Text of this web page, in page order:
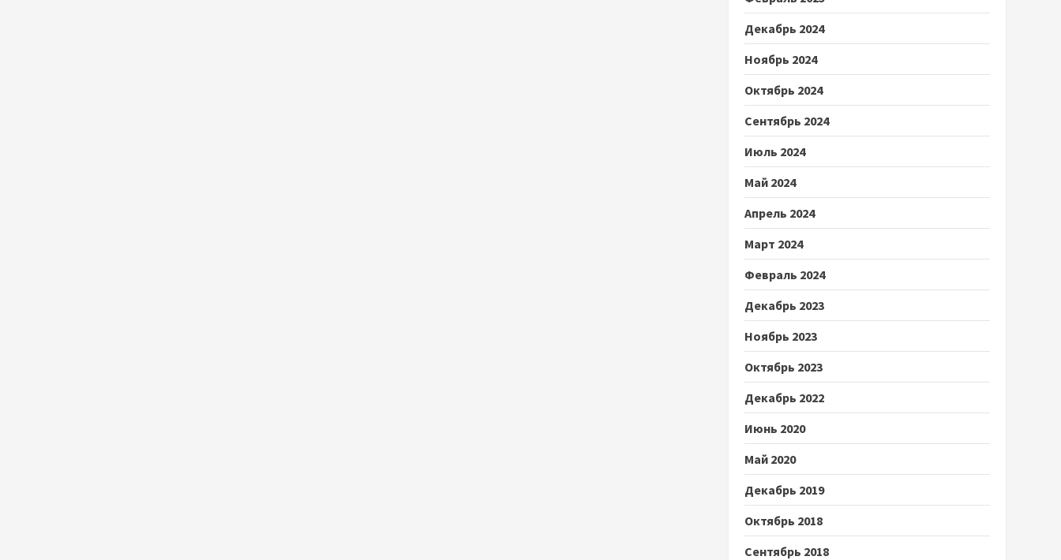
Декабрь 2024
Ноябрь 2024
Октябрь 2024
Сентябрь 2024
Июль 2024
Май 2024
Апрель 2024
Март 2024
Февраль 2024
Декабрь 2023
Ноябрь 2023
Октябрь 2023
Декабрь 2022
Июнь 2020
Май 2020
Декабрь 2019
Октябрь 2018
Сентябрь 2018